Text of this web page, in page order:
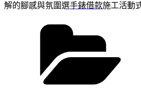
解的腳感與氛圍選手錶借款施工活動